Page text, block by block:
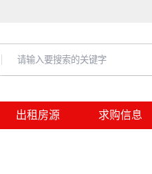
出租房源 求购信息